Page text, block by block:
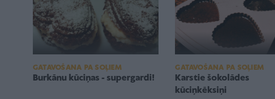
GATAVOŠANA PA SOĻIEM
Burkānu kūciņas - supergardi!
GATAVOŠANA PA SOĻIEM
Karstie šokolādes
kūciņkēksiņi